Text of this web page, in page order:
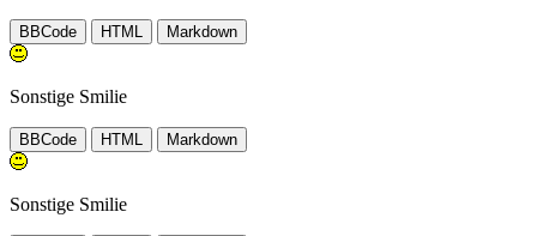
BBCode HTML Markdown
Sonstige Smilie
BBCode HTML Markdown
Sonstige Smilie